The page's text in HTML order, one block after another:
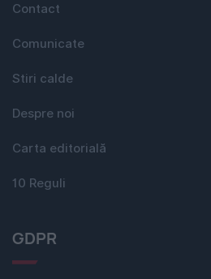
Contact
Comunicate
Stiri calde
Despre noi
Carta editorială
10 Reguli
GDPR